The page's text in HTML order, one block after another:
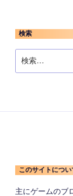
検索
索:
このサイトについ
主にゲームのブ